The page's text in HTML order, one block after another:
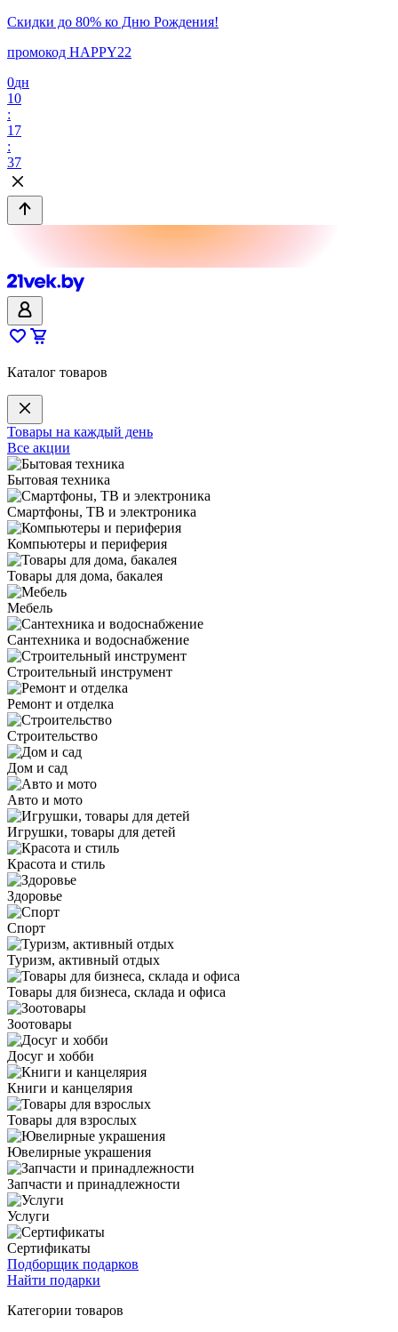
Скидки до 80% ко Дню Рождения!
промокод HAPPY22
0дн
10
:
17
:
37
Каталог товаров
Товары на каждый день
Все акции
Бытовая техника
Смартфоны, ТВ и электроника
Компьютеры и периферия
Товары для дома, бакалея
Мебель
Сантехника и водоснабжение
Строительный инструмент
Ремонт и отделка
Строительство
Дом и сад
Авто и мото
Игрушки, товары для детей
Красота и стиль
Здоровье
Спорт
Туризм, активный отдых
Товары для бизнеса, склада и офиса
Зоотовары
Досуг и хобби
Книги и канцелярия
Товары для взрослых
Ювелирные украшения
Запчасти и принадлежности
Услуги
Сертификаты
Подборщик подарков
Найти подарки
Категории товаров